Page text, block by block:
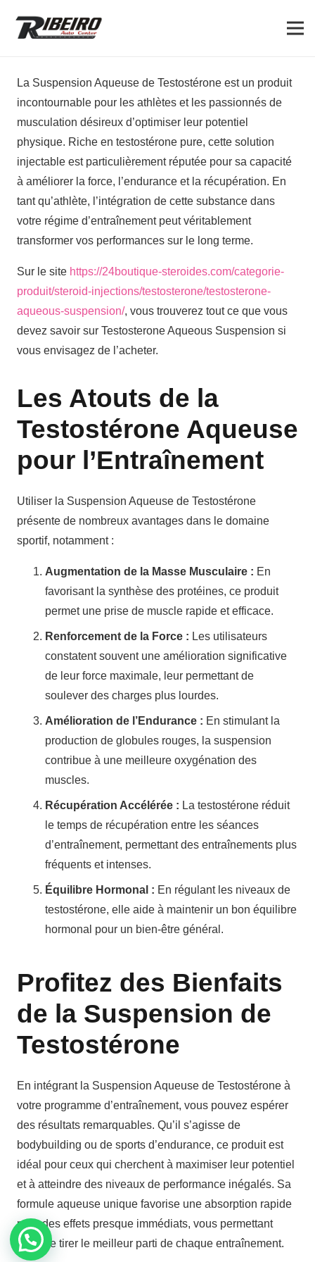
La Suspension Aqueuse de Testostérone est un produit
incontournable pour les athlètes et les passionnés de
musculation désireux d’optimiser leur potentiel
physique. Riche en testostérone pure, cette solution
injectable est particulièrement réputée pour sa capacité
à améliorer la force, l’endurance et la récupération. En
tant qu’athlète, l’intégration de cette substance dans
votre régime d’entraînement peut véritablement
transformer vos performances sur le long terme.
Sur le site https://24boutique-steroides.com/categorie-
produit/steroid-injections/testosterone/testosterone-
aqueous-suspension/, vous trouverez tout ce que vous
devez savoir sur Testosterone Aqueous Suspension si
vous envisagez de l’acheter.
Les Atouts de la
Testostérone Aqueuse
pour l’Entraînement
Utiliser la Suspension Aqueuse de Testostérone
présente de nombreux avantages dans le domaine
sportif, notamment :
Augmentation de la Masse Musculaire : En
favorisant la synthèse des protéines, ce produit
permet une prise de muscle rapide et efficace.
Renforcement de la Force : Les utilisateurs
constatent souvent une amélioration significative
de leur force maximale, leur permettant de
soulever des charges plus lourdes.
Amélioration de l’Endurance : En stimulant la
production de globules rouges, la suspension
contribue à une meilleure oxygénation des
muscles.
Récupération Accélérée : La testostérone réduit
le temps de récupération entre les séances
d’entraînement, permettant des entraînements plus
fréquents et intenses.
Équilibre Hormonal : En régulant les niveaux de
testostérone, elle aide à maintenir un bon équilibre
hormonal pour un bien-être général.
Profitez des Bienfaits
de la Suspension de
Testostérone
En intégrant la Suspension Aqueuse de Testostérone à
votre programme d’entraînement, vous pouvez espérer
des résultats remarquables. Qu’il s’agisse de
bodybuilding ou de sports d’endurance, ce produit est
idéal pour ceux qui cherchent à maximiser leur potentiel
et à atteindre des niveaux de performance inégalés. Sa
formule aqueuse unique favorise une absorption rapide
pour des effets presque immédiats, vous permettant
ainsi de tirer le meilleur parti de chaque entraînement.